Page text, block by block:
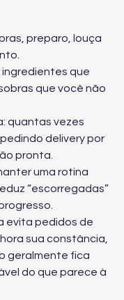
preparo, louça
ingredientes que
que você não
quantas vezes
delivery por
pronta.
uma rotina
“escorregadas”
evita pedidos de
sua constância,
geralmente fica
do que parece à